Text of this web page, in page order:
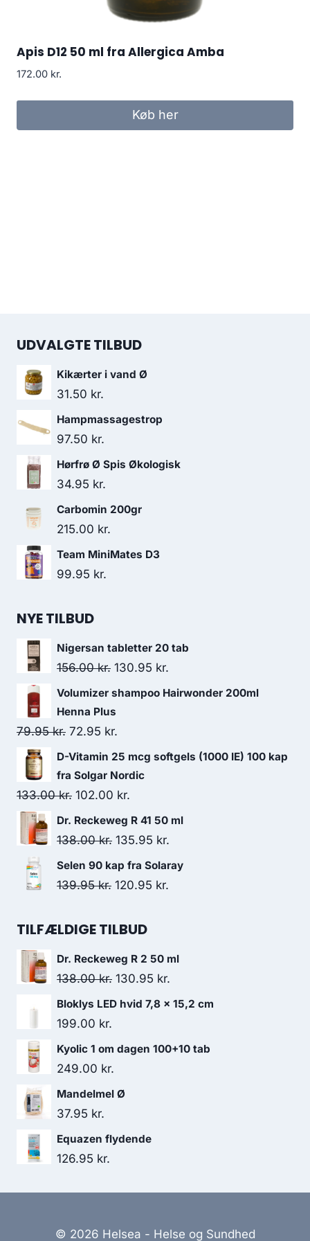
Apis D12 50 ml fra Allergica Amba
172.00 kr.
Køb her
UDVALGTE TILBUD
Kikærter i vand Ø
31.50 kr.
Hampmassagestrop
97.50 kr.
Hørfrø Ø Spis Økologisk
34.95 kr.
Carbomin 200gr
215.00 kr.
Team MiniMates D3
99.95 kr.
NYE TILBUD
Nigersan tabletter 20 tab
156.00kr. Den
oprindelige
pris
var:
156.00 kr..
130.95 kr.
aktuelle
130.95 kr..
Volumizer shampoo Hairwonder 200ml
Henna Plus
79.95kr. Den
oprindelige
pris
var:
79.95 kr..
72.95 kr.
aktuelle
pris
er:
72.95 kr..
D-Vitamin 25 mcg softgels (1000 IE) 100 kap
fra Solgar Nordic
133.00kr. Den
oprindelige
pris
133.00 kr..
102.00 kr.
aktuelle
pris
102.00 kr..
Dr. Reckeweg R 41 50 ml
138.00kr. Den
oprindelige
pris
138.00 kr..
135.95 kr.
aktuelle
Selen 90 kap fra Solaray
139.95kr. Den
pris
139.95 kr..
120.95 kr.
TILFÆLDIGE TILBUD
Dr. Reckeweg R 2 50 ml
138.00kr. Den
oprindelige
130.95 kr.
aktuelle
Bloklys LED hvid 7,8 x 15,2 cm
199.00 kr.
Kyolic 1 om dagen 100+10 tab
249.00 kr.
Mandelmel Ø
37.95 kr.
Equazen flydende
126.95 kr.
© 2026 Helsea - Helse og Sundhed